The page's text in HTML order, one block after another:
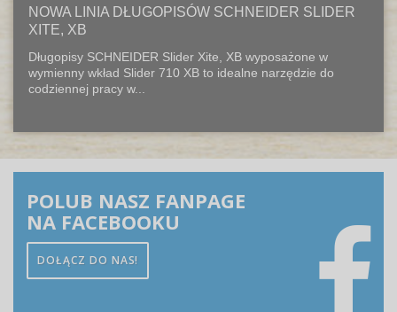
NOWA LINIA DŁUGOPISÓW SCHNEIDER SLIDER
XITE, XB
Długopisy SCHNEIDER Slider Xite, XB wyposażone w
wymienny wkład Slider 710 XB to idealne narzędzie do
codziennej pracy w...
POLUB NASZ FANPAGE
NA FACEBOOKU
DOŁĄCZ DO NAS!